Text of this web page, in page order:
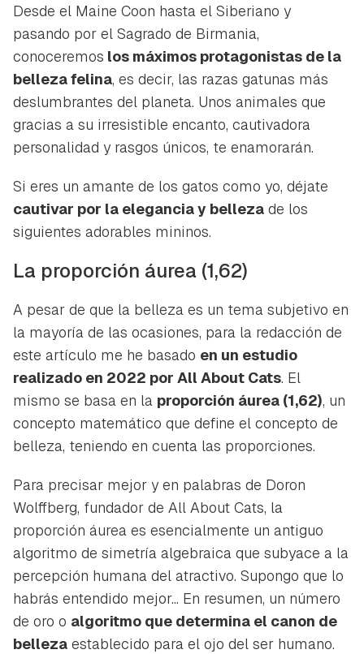
Desde el Maine Coon hasta el Siberiano y
pasando por el Sagrado de Birmania,
conoceremos los máximos protagonistas de la
belleza felina, es decir, las razas gatunas más
deslumbrantes del planeta. Unos animales que
gracias a su irresistible encanto, cautivadora
personalidad y rasgos únicos, te enamorarán.
Si eres un amante de los gatos como yo, déjate
cautivar por la elegancia y belleza de los
siguientes adorables mininos.
La proporción áurea (1,62)
A pesar de que la belleza es un tema subjetivo en
la mayoría de las ocasiones, para la redacción de
este artículo me he basado en un estudio
realizado en 2022 por All About Cats. El
mismo se basa en la proporción áurea (1,62), un
concepto matemático que define el concepto de
belleza, teniendo en cuenta las proporciones.
Para precisar mejor y en palabras de Doron
Wolffberg, fundador de All About Cats, la
proporción áurea es esencialmente un antiguo
algoritmo de simetría algebraica que subyace a la
percepción humana del atractivo. Supongo que lo
habrás entendido mejor... En resumen, un número
de oro o algoritmo que determina el canon de
belleza establecido para el ojo del ser humano.